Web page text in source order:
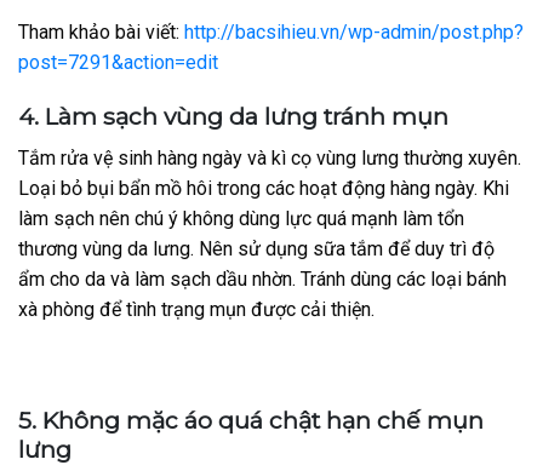
Tham khảo bài viết: http://bacsihieu.vn/wp-admin/post.php?
post=7291&action=edit
4. Làm sạch vùng da lưng tránh mụn
Tắm rửa vệ sinh hàng ngày và kì cọ vùng lưng thường xuyên.
Loại bỏ bụi bẩn mồ hôi trong các hoạt động hàng ngày. Khi
làm sạch nên chú ý không dùng lực quá mạnh làm tổn
thương vùng da lưng. Nên sử dụng sữa tắm để duy trì độ
ẩm cho da và làm sạch dầu nhờn. Tránh dùng các loại bánh
xà phòng để tình trạng mụn được cải thiện.
5. Không mặc áo quá chật hạn chế mụn
lưng